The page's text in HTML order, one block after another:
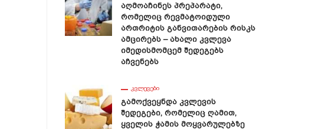
Აღმოაჩინეს Პრეპარატი,
Რომელიც Რევმატოიდული
Ართრიტის Განვითარების Რისკს
Ამცირებს – Ახალი Კვლევა
Იმედისმომცემ Შედეგებს
Აჩვენებს
ᲙᲕᲚᲔᲕᲔᲑᲘ
Გამოქვეყნდა Კვლევის
Შედეგები, Რომელიც Ღამით,
Ყველის Ჭამის Მოყვარულებზე